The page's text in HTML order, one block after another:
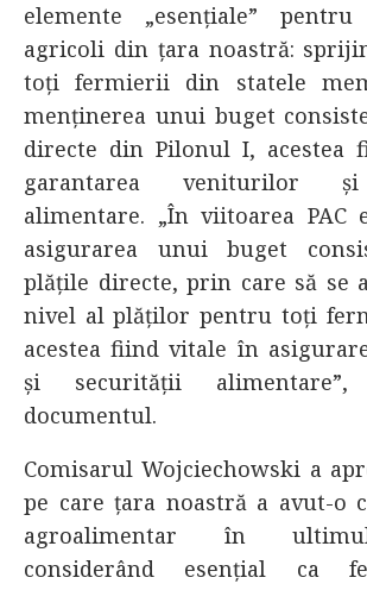
elemente „esențiale”
agricoli din țara noastră:
toți fermierii din statele
menținerea unui buget
directe din Pilonul I, acestea
garantarea veniturilor
alimentare. „În viitoarea PAC
asigurarea unui buget
plățile directe, prin care să se
nivel al plăților pentru toți
acestea fiind vitale în
și securității
documentul.
Comisarul Wojciechowski a
pe care țara noastră a avut-o
agroalimentar în
considerând esențial ca